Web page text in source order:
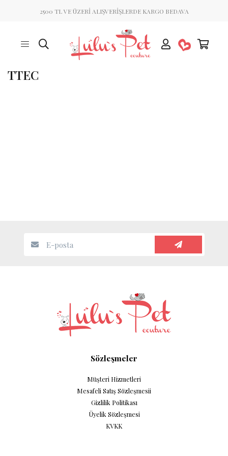
2500 TL VE ÜZERİ ALIŞVERİŞLERDE KARGO BEDAVA
TTEC
Sözleşmeler
Müşteri Hizmetleri
Mesafeli Satış Sözleşmesii
Gizlilik Politikası
Üyelik Sözleşmesi
KVKK